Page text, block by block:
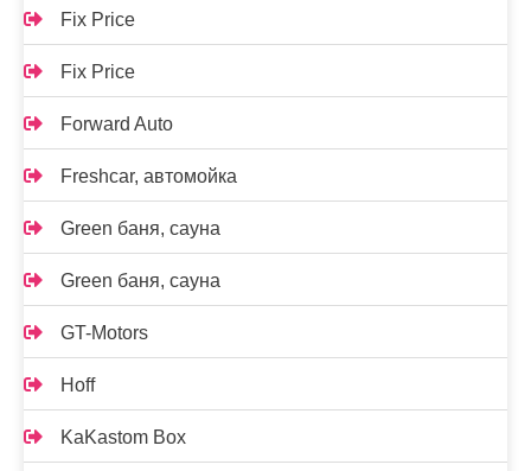
Fix Price
Fix Price
Forward Auto
Freshcar, автомойка
Green баня, сауна
Green баня, сауна
GT-Motors
Hoff
KaKastom Box